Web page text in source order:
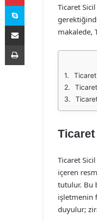
Ticaret
makalede,
Ticaret
içeren
tutulur. Bu
işletmenin
duyulur;
Skype
E-Posta ile paylaş